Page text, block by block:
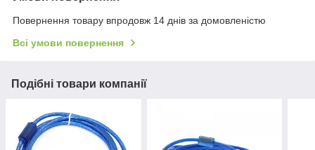
Повернення товару впродовж 14 днів за домовленістю
Всі умови повернення
Подібні товари компанії